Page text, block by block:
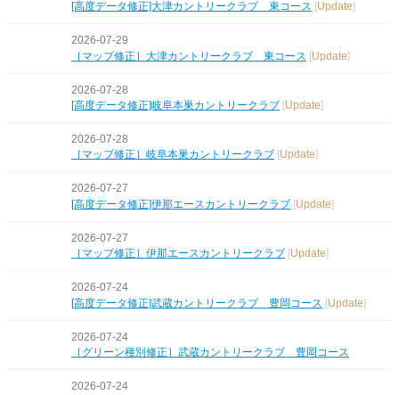
[高度データ修正]大津カントリークラブ 東コース [Update]
2026-07-29
［マップ修正］大津カントリークラブ 東コース [Update]
2026-07-28
[高度データ修正]岐阜本巣カントリークラブ [Update]
2026-07-28
［マップ修正］岐阜本巣カントリークラブ
Update
2026-07-27
[高度データ修正]伊那エースカントリークラブ [Update]
2026-07-27
［マップ修正］伊那エースカントリークラブ
Update
2026-07-24
[高度データ修正]武蔵カントリークラブ 豊岡コース [Update]
2026-07-24
［グリーン種別修正］武蔵カントリークラブ 豊岡コース
2026-07-24